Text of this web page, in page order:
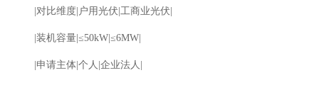
|对比维度|户用光伏|工商业光伏|
|‌装机容量‌|≤50kW|≤6MW|
|‌申请主体‌|个人|企业法人|